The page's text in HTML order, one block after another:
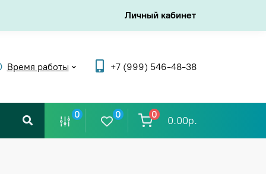
Личный кабинет
Время работы +7 (999) 546-48-38
0 0 0
0.00р.